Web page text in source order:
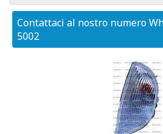
Contattaci al nostro numero
5002